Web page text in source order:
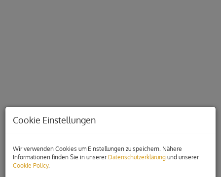
Beschreibung
Cookie Einstellungen
Wir verwenden Cookies um Einstellungen zu speichern. Nähere
Informationen finden Sie in unserer Datenschutzerklärung und unserer
Cookie Policy.